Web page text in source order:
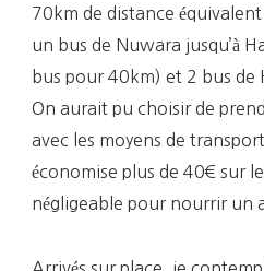
70km de distance
un bus de Nuwara jusqu’à
bus pour 40km) et 2 bus de
On aurait pu choisir de
avec les moyens de
économise plus de 40€ sur
négligeable pour nourrir un